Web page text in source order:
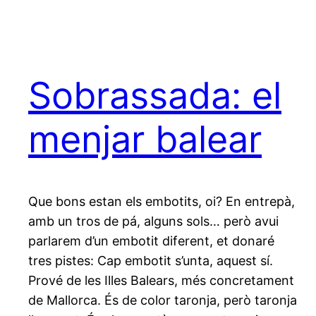
Sobrassada: el
menjar balear
Que bons estan els embotits, oi? En entrepà,
amb un tros de pá, alguns sols… però avui
parlarem d’un embotit diferent, et donaré
tres pistes: Cap embotit s’unta, aquest sí.
Prové de les Illes Balears, més concretament
de Mallorca. És de color taronja, però taronja